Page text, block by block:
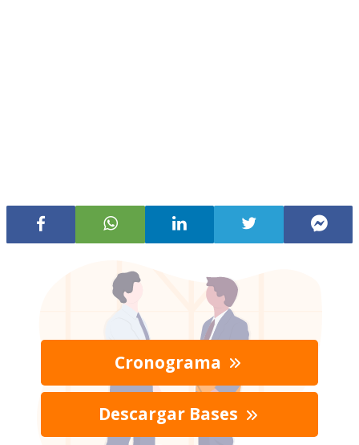
Cronograma
Descargar Bases